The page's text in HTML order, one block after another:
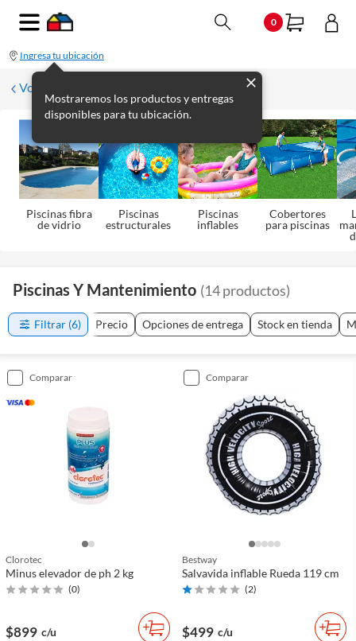
0
Ingresa tu ubicación
Mostraremos los productos y entregas
disponibles para tu ubicación.
Volver a Aire Libre
Piscinas fibra
de vidrio
Piscinas
estructurales
Piscinas
inflables
Cobertores
para piscinas
Piscinas Y Mantenimiento (14productos)
Filtrar (6) Precio Opciones de entrega Stock en tienda
comparar
Clorotec
Minus elevador de ph 2 kg
(0)
$899 c/u
comparar
Bestway
Salvavida inflable Rueda 119 cm
(2)
$499 c/u